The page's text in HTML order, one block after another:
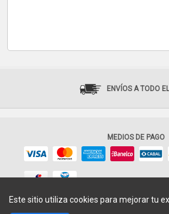
ENVÍOS A TODO
MEDIOS DE PAGO
Este sitio utiliza cookies para mejorar tu